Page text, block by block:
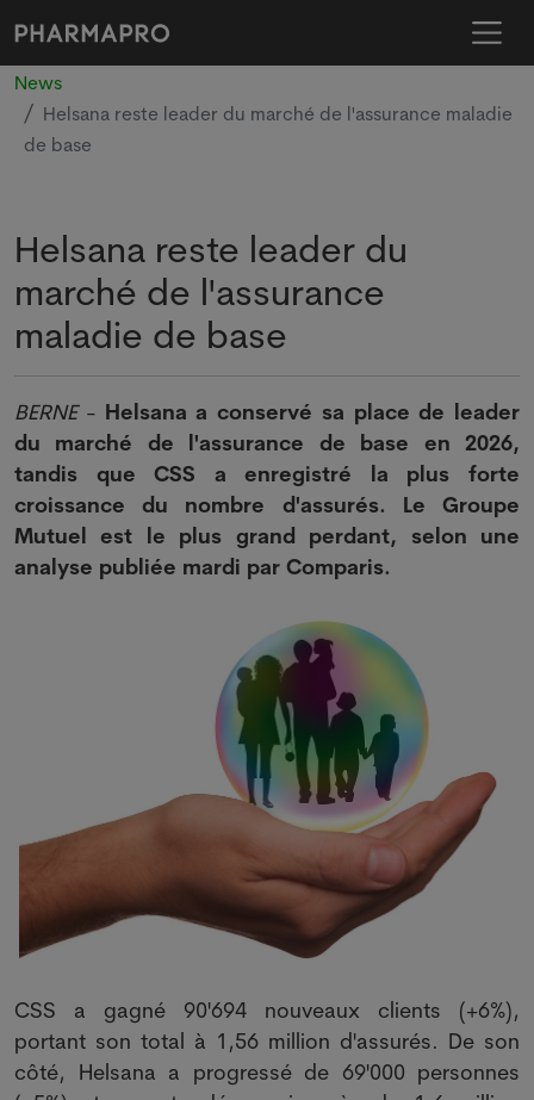
News
Helsana reste leader du marché de l'assurance maladie
de base
Helsana reste leader du
marché de l'assurance
maladie de base
BERNE- Helsana a conservé sa place de leader
du marché de l'assurance de base en 2026,
tandis que CSS a enregistré la plus forte
croissance du nombre d'assurés. Le Groupe
Mutuel est le plus grand perdant, selon une
analyse publiée mardi par Comparis.
CSS a gagné 90'694 nouveaux clients (+6%),
portant son total à 1,56 million d'assurés. De son
côté, Helsana a progressé de 69'000 personnes